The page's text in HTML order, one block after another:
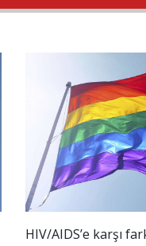
HIV/AIDS’e karşı